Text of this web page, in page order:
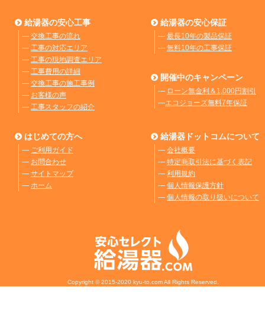
給湯器の安心工事
― 交換工事の流れ
― 工事の対応エリア
― 工事の現地調査エリア
― 工事費用の詳細
― 交換工事の施工事例
― お客様の声
― 工事スタッフの紹介
給湯器の安心保証
― 最長10年の製品保証
― 無料10年の工事保証
開催中のキャンペーン
― ローン無金利＆1,000円割引
―エコジョーズ無料7年保証
はじめての方へ
― ご利用ガイド
― お問合わせ
― サイトマップ
― ホーム
給湯器ドットコムについて
― 会社概要
― 特定商取引法に基づく表記
― 利用規約
― 個人情報保護方針
― 個人情報の取り扱いについて
Copyright © 2015-2020 kyu-to.com All Rights Reserved.